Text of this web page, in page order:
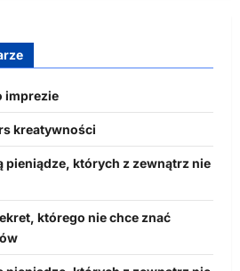
imprezie
kreatywności
pieniądze, których z zewnątrz nie
którego nie chce znać